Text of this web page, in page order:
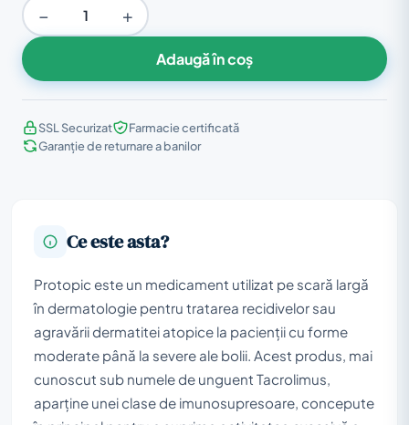
− +
Adaugă în coș
SSL Securizat
Farmacie certificată
Garanție de returnare a banilor
Ce este asta?
Protopic este un medicament utilizat pe scară largă
în dermatologie pentru tratarea recidivelor sau
agravării dermatitei atopice la pacienții cu forme
moderate până la severe ale bolii. Acest produs, mai
cunoscut sub numele de unguent Tacrolimus,
aparține unei clase de imunosupresoare, concepute